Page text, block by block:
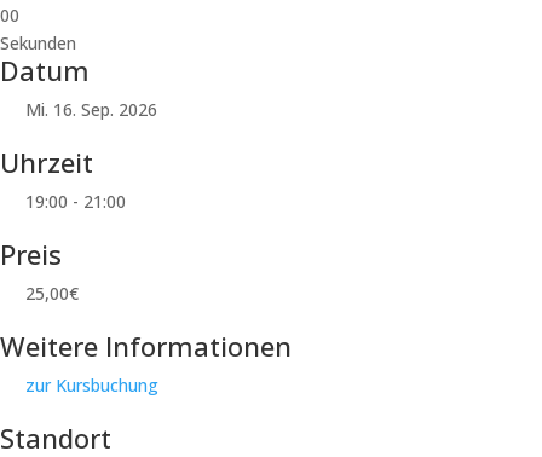
00
Sekunden
Datum
Mi. 16. Sep. 2026
Uhrzeit
19:00 - 21:00
Preis
25,00€
Weitere Informationen
zur Kursbuchung
Standort